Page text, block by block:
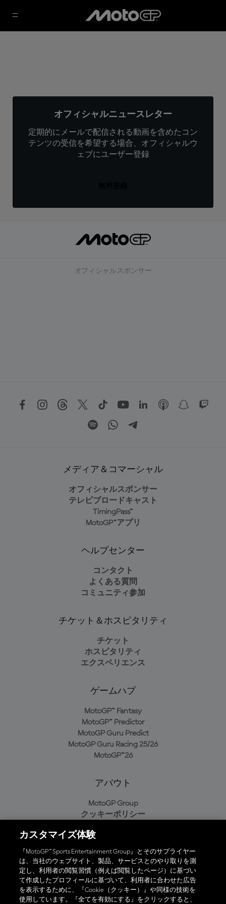
オフィシャルニュースレター
定期的にメールで配信される動画を含めたコン
テンツの受信を希望する場合、オフィシャルウ
ェブにユーザー登録
オフィシャルスポンサー
メディア＆コマーシャル
オフィシャルスポンサー
テレビブロードキャスト
TimingPass™
MotoGP™アプリ
ヘルプセンター
コンタクト
よくある質問
コミュニティ参加
チケット＆ホスピタリティ
チケット
ホスピタリティ
エクスペリエンス
ゲームハブ
MotoGP™ Fantasy
MotoGP™ Predictor
MotoGP Guru Predict
MotoGP Guru Racing 25/26
MotoGP™26
アバウト
MotoGP Group
クッキーポリシー
プライバシーポリシー
購入ポリシー
オフィシャルアプリ
カスタマイズ体験
『MotoGP™ Sports Entertainment Group』とそのサプライヤー
は、当社のウェブサイト、製品、サービスとのやり取りを測
定し、利用者の閲覧習慣（例えば閲覧したページ）に基づい
て作成したプロフィールに基づいて、利用者に合わせた広告
を表示するために、『Cookie（クッキー）』や同様の技術を
使用しています。『全てを有効にする』をクリックすると、